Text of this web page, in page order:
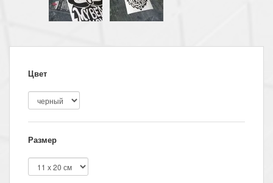
Цвет
Размер